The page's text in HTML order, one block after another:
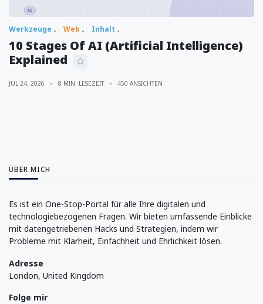
Werkzeuge Web Inhalt
10 Stages Of AI (Artificial Intelligence)
Explained
JUL 24, 2026 8 MIN. LESEZEIT 450 ANSICHTEN
ÜBER MICH
Es ist ein One-Stop-Portal für alle Ihre digitalen und
technologiebezogenen Fragen. Wir bieten umfassende Einblicke
mit datengetriebenen Hacks und Strategien, indem wir
Probleme mit Klarheit, Einfachheit und Ehrlichkeit lösen.
Adresse
London, United Kingdom
Folge mir